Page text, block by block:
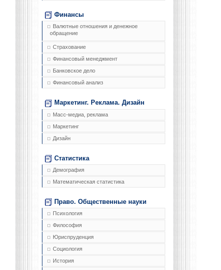
Финансы
Валютные отношения и денежное
обращение
Страхование
Финансовый менеджмент
Банковское дело
Финансовый анализ
Маркетинг. Реклама. Дизайн
Масс-медиа, реклама
Маркетинг
Дизайн
Статистика
Демография
Математическая статистика
Право. Общественные науки
Психология
Философия
Юриспруденция
Социология
История